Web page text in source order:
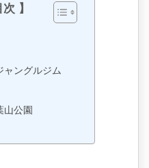
次
ャングルジム
山公園